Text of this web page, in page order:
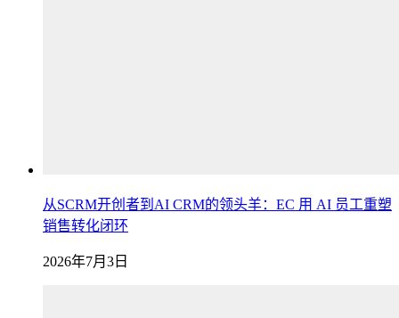
从SCRM开创者到AI CRM的领头羊：EC 用 AI 员工重塑
销售转化闭环
2026年7月3日